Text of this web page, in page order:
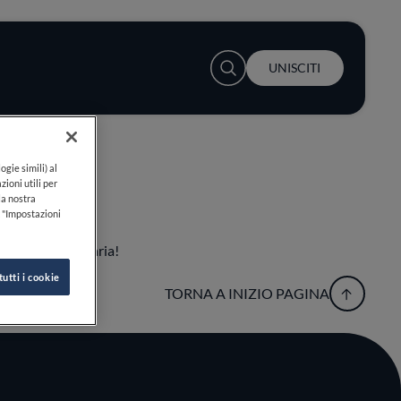
User account menu
UNISCITI
culinaria!
TORNA A INIZIO PAGINA
simili) al
utili per
nostra
i cookie